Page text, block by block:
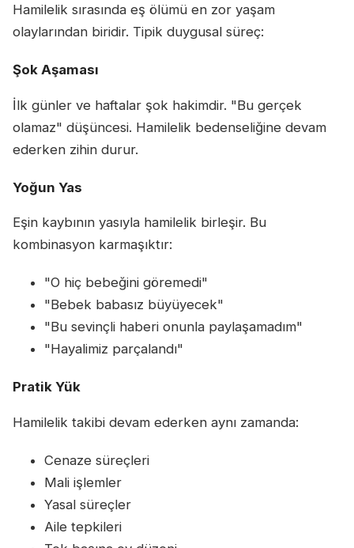
Hamilelik sırasında eş ölümü en zor yaşam
olaylarından biridir. Tipik duygusal süreç:
Şok Aşaması
İlk günler ve haftalar şok hakimdir. "Bu gerçek
olamaz" düşüncesi. Hamilelik bedenseliğine devam
ederken zihin durur.
Yoğun Yas
Eşin kaybının yasıyla hamilelik birleşir. Bu
kombinasyon karmaşıktır:
"O hiç bebeğini göremedi"
"Bebek babasız büyüyecek"
"Bu sevinçli haberi onunla paylaşamadım"
"Hayalimiz parçalandı"
Pratik Yük
Hamilelik takibi devam ederken aynı zamanda:
Cenaze süreçleri
Mali işlemler
Yasal süreçler
Aile tepkileri